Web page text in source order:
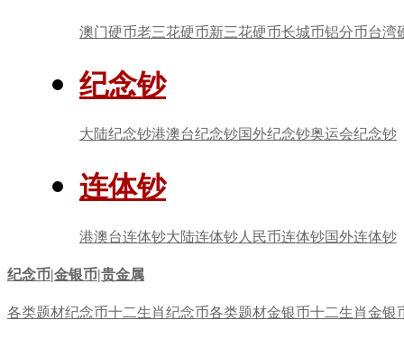
澳门硬币老三花硬币新三花硬币长城币铝分币台湾
纪念钞
大陆纪念钞港澳台纪念钞国外纪念钞奥运会纪念钞
连体钞
港澳台连体钞大陆连体钞 人民币连体钞国外连体钞
纪念币|金银币|贵金属
各类题材纪念币十二生肖纪念币各类题材金银币十二生肖金银